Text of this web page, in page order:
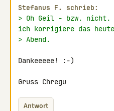
Stefanus F. schrieb:
> Oh Geil - bzw. nicht.
ich korrigiere das heute
> Abend.
Dankeeeee! :-)
Gruss Chregu
Antwort